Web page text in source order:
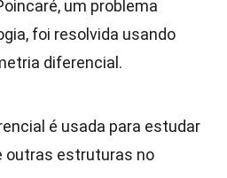
um problema
foi resolvida usando
diferencial.
é usada para estudar
outras estruturas no